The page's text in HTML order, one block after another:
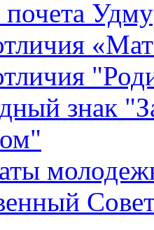
почета
знак